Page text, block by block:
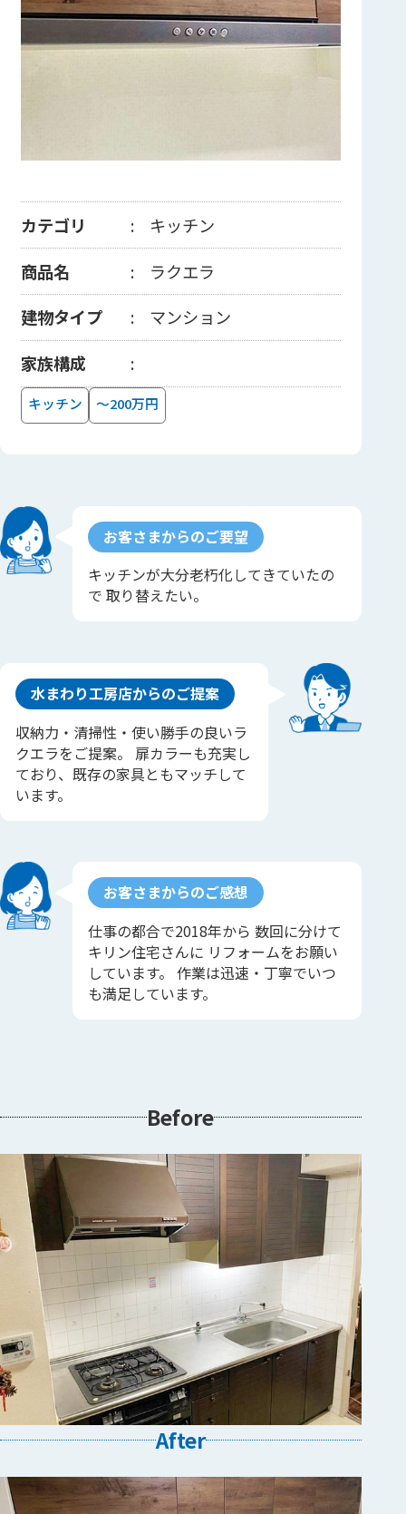
カテゴリ
キッチン
商品名
ラクエラ
建物タイプ
マンション
家族構成
キッチン ～200万円
お客さまからのご要望
キッチンが大分老朽化してきていたの
で 取り替えたい。
水まわり工房店からのご提案
収納力・清掃性・使い勝手の良いラ
クエラをご提案。 扉カラーも充実し
ており、既存の家具ともマッチして
います。
お客さまからのご感想
仕事の都合で2018年から 数回に分けて
キリン住宅さんに リフォームをお願い
しています。 作業は迅速・丁寧でいつ
も満足しています。
Before
After